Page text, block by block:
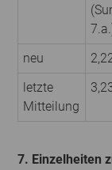
neu
letzte
Mitteilung
7. Einzelheiten